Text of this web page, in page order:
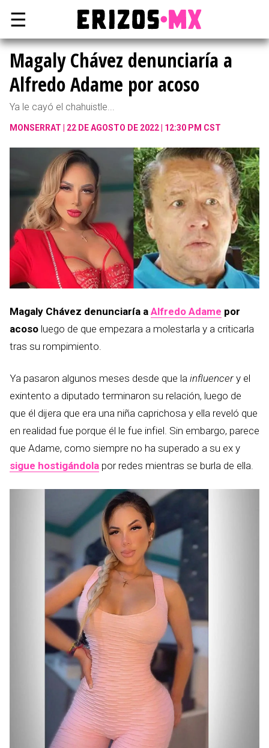
☰
Magaly Chávez denunciaría a
Alfredo Adame por acoso
Ya le cayó el chahuistle...
MONSERRAT 22 DE AGOSTO DE 2022 | 12:30 PM CST
Magaly Chávez denunciaría a Alfredo Adame por
acoso luego de que empezara a molestarla y a criticarla
tras su rompimiento.
Ya pasaron algunos meses desde que la influencer y el
exintento a diputado terminaron su relación, luego de
que él dijera que era una niña caprichosa y ella reveló que
en realidad fue porque él le fue infiel. Sin embargo, parece
que Adame, como siempre no ha superado a su ex y
sigue hostigándola por redes mientras se burla de ella.